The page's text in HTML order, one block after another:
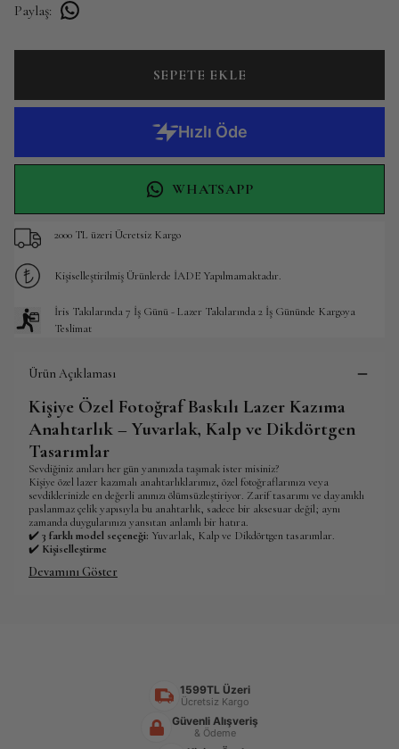
Paylaş:
SEPETE EKLE
WHATSAPP
2000 TL üzeri Ücretsiz Kargo
Kişiselleştirilmiş Ürünlerde İADE Yapılmamaktadır.
İris Takılarında 7 İş Günü - Lazer Takılarında 2 İş Gününde Kargoya
Teslimat
Ürün Açıklaması
Kişiye Özel Fotoğraf Baskılı Lazer Kazıma
Anahtarlık – Yuvarlak, Kalp ve Dikdörtgen
Tasarımlar
Sevdiğiniz anıları her gün yanınızda taşımak ister misiniz?
Kişiye özel lazer kazımalı anahtarlıklarımız, özel fotoğraflarınızı veya
sevdiklerinizle en değerli anınızı ölümsüzleştiriyor. Zarif tasarımı ve dayanıklı
paslanmaz çelik yapısıyla bu anahtarlık, sadece bir aksesuar değil; aynı
zamanda duygularınızı yansıtan anlamlı bir hatıra.
✔️3 farklı model seçeneği: Yuvarlak, Kalp ve Dikdörtgen tasarımlar.
✔️ Kişiselleştirme
Devamını Göster
1599TL Üzeri
Ücretsiz Kargo
Güvenli Alışveriş
& Ödeme